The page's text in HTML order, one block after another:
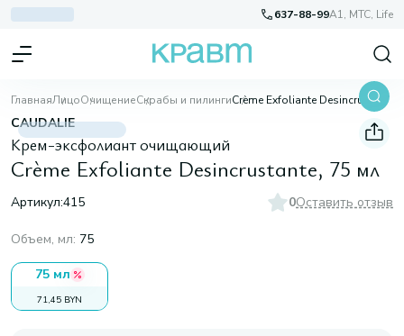
637-88-99A1, МТС, Life
ГлавнаяЛицоОчищениеСкрабы и пилинги Crème Exfoliante Desincrustante, 75 мл
CAUDALIE
Крем-эксфолиант очищающий
Crème Exfoliante Desincrustante, 75 мл
Артикул:415 0Оставить отзыв
Объем, мл: 75
75 мл
71,45 BYN